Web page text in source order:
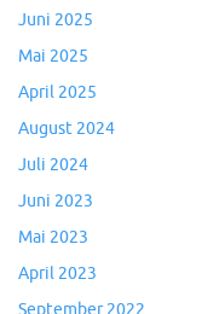
Juni 2025
Mai 2025
April 2025
August 2024
Juli 2024
Juni 2023
Mai 2023
April 2023